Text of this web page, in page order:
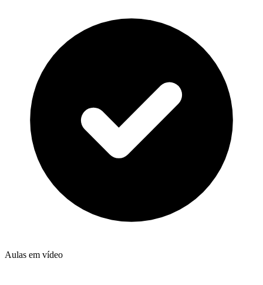
Aulas em vídeo